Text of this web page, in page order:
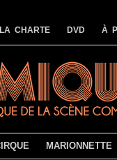
LA CHARTE DVD À
MARIONNETTE